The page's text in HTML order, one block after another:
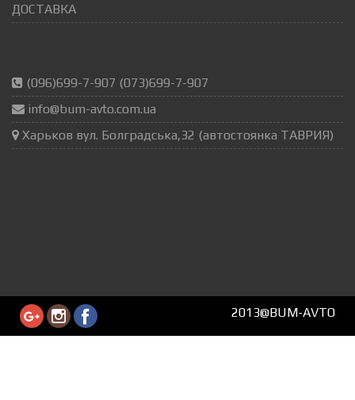
ДОСТАВКА
(096)699-7-907 (073)699-7-907
info@bum-avto.com.ua
Харьков вул. Болградська,32 (автостоянка ТАВРИЯ)
2013@BUM-AVTO